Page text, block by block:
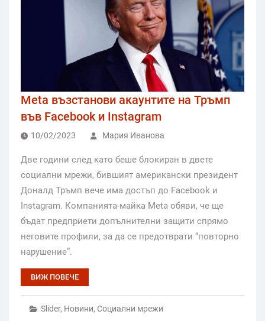
Meta възстанови акаунтите на Тръмп
във Facebook и Instagram
10/02/2023 Мария Иванова
Две години след като беше блокиран в двете
социални мрежи, бившият американски президент
Доналд Тръмп вече има достъп до Facebook и
Instagram. Компанията-майка Meta обяви, че ще
бъдат предприети допълнителни защити спрямо
неговите профили, за да се предотврати “повторно
нарушение”.
ВИЖ ПОВЕЧЕ
Slider, Новини, Социални мрежи